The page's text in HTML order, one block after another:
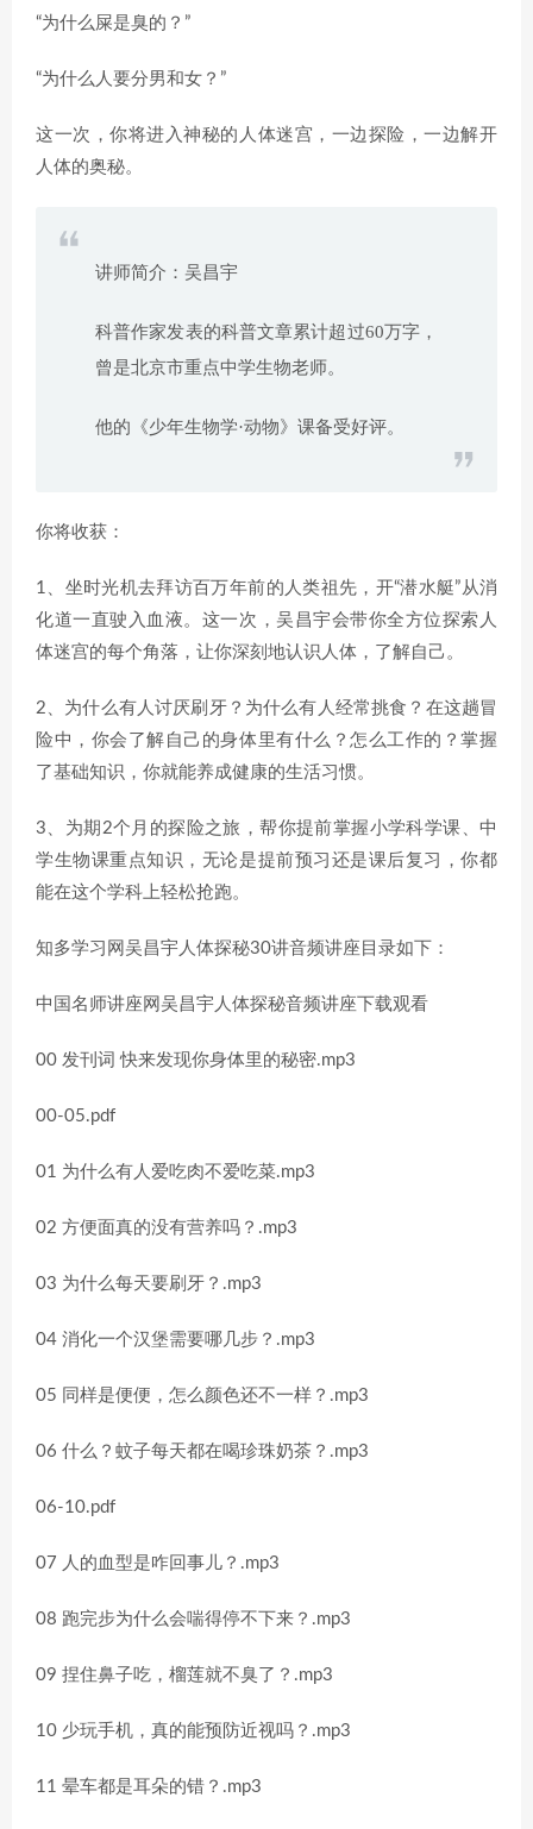
“为什么屎是臭的？”
“为什么人要分男和女？”
这一次，你将进入神秘的人体迷宫，一边探险，一边解开
人体的奥秘。
讲师简介：吴昌宇
科普作家发表的科普文章累计超过60万字，
曾是北京市重点中学生物老师。
他的《少年生物学·动物》课备受好评。
你将收获：
1、坐时光机去拜访百万年前的人类祖先，开“潜水艇”从消
化道一直驶入血液。这一次，吴昌宇会带你全方位探索人
体迷宫的每个角落，让你深刻地认识人体，了解自己。
2、为什么有人讨厌刷牙？为什么有人经常挑食？在这趟冒
险中，你会了解自己的身体里有什么？怎么工作的？掌握
了基础知识，你就能养成健康的生活习惯。
3、为期2个月的探险之旅，帮你提前掌握小学科学课、中
学生物课重点知识，无论是提前预习还是课后复习，你都
能在这个学科上轻松抢跑。
知多学习网吴昌宇人体探秘30讲音频讲座目录如下：
中国名师讲座网吴昌宇人体探秘音频讲座下载观看
00 发刊词 快来发现你身体里的秘密.mp3
00-05.pdf
01 为什么有人爱吃肉不爱吃菜.mp3
02 方便面真的没有营养吗？.mp3
03 为什么每天要刷牙？.mp3
04 消化一个汉堡需要哪几步？.mp3
05 同样是便便，怎么颜色还不一样？.mp3
06 什么？蚊子每天都在喝珍珠奶茶？.mp3
06-10.pdf
07 人的血型是咋回事儿？.mp3
08 跑完步为什么会喘得停不下来？.mp3
09 捏住鼻子吃，榴莲就不臭了？.mp3
10 少玩手机，真的能预防近视吗？.mp3
11 晕车都是耳朵的错？.mp3